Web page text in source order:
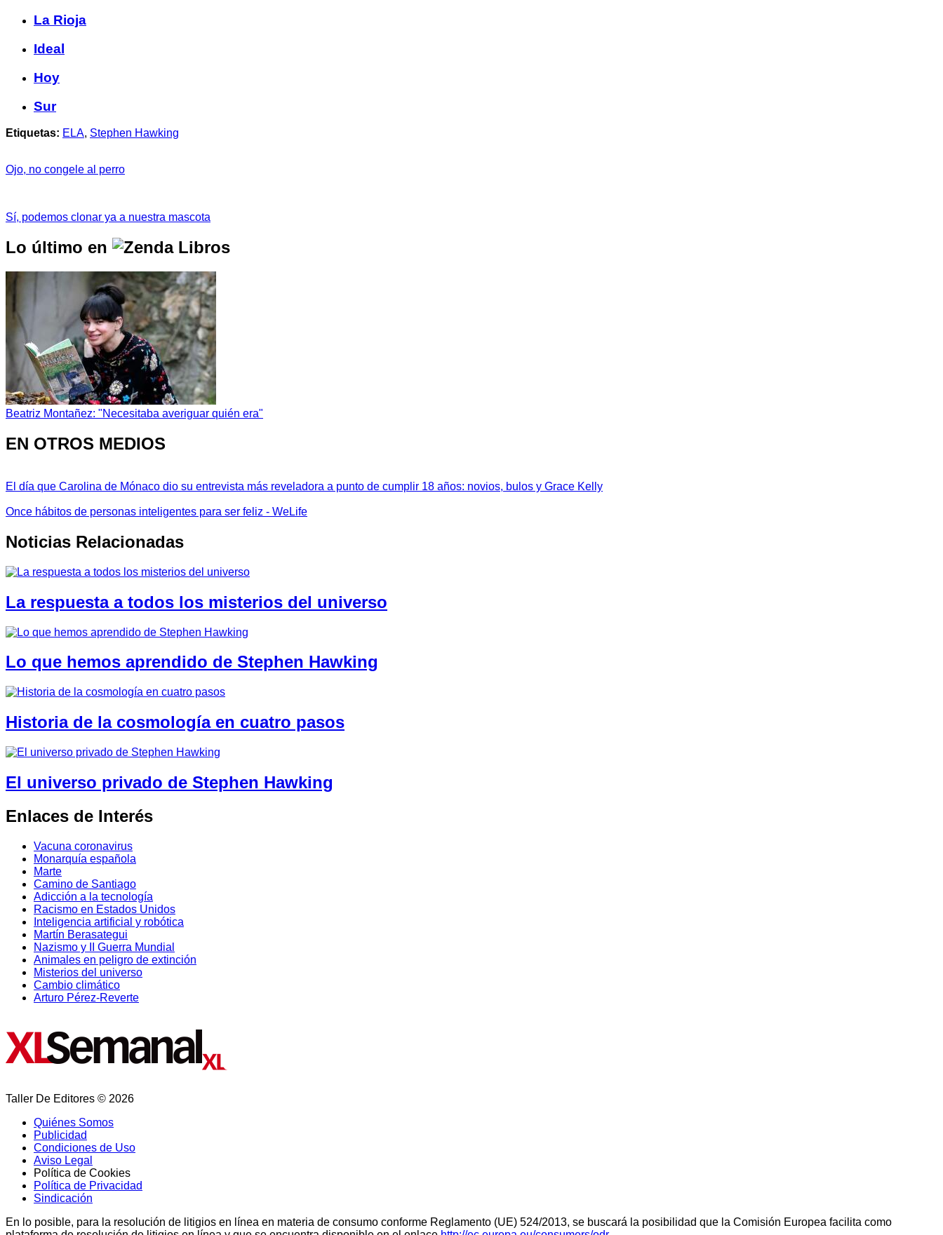
La Rioja
Ideal
Hoy
Sur
Etiquetas: ELA, Stephen Hawking
Ojo, no congele al perro
Sí, podemos clonar ya a nuestra mascota
Lo último en
Beatriz Montañez: "Necesitaba averiguar quién era"
EN OTROS MEDIOS
El día que Carolina de Mónaco dio su entrevista más reveladora a punto de cumplir 18 años: novios, bulos y Grace Kelly
Once hábitos de personas inteligentes para ser feliz - WeLife
Noticias Relacionadas
La respuesta a todos los misterios del universo
Lo que hemos aprendido de Stephen Hawking
Historia de la cosmología en cuatro pasos
El universo privado de Stephen Hawking
Enlaces de Interés
Vacuna coronavirus
Monarquía española
Marte
Camino de Santiago
Adicción a la tecnología
Racismo en Estados Unidos
Inteligencia artificial y robótica
Martín Berasategui
Nazismo y II Guerra Mundial
Animales en peligro de extinción
Misterios del universo
Cambio climático
Arturo Pérez-Reverte
Taller De Editores © 2026
Quiénes Somos
Publicidad
Condiciones de Uso
Aviso Legal
Política de Cookies
Política de Privacidad
Sindicación
En lo posible, para la resolución de litigios en línea en materia de consumo conforme Reglamento (UE) 524/2013, se buscará la posibilidad que la Comisión Europea facilita como